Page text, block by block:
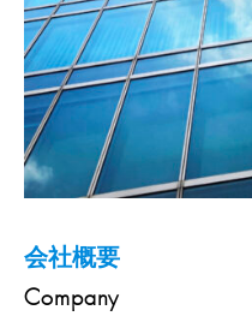
会社概要
Company
お問い合わせ
Contact
プライバシーポリシー
Privacy Policy